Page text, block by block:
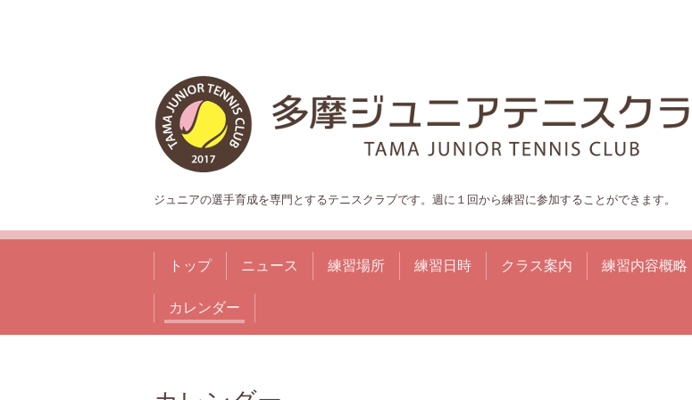
ジュニアの選手育成を専門とするテニスクラブです。週に１回から練習に参加することができます。
トップ ニュース 練習場所 練習日時 クラス案内 練習内容概略
カレンダー